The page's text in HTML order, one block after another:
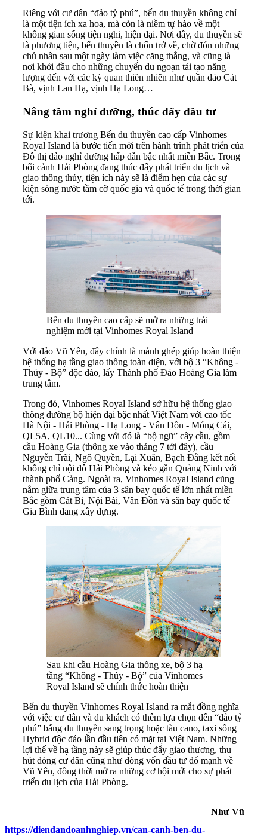
Riêng với cư dân “đảo tỷ phú”, bến du thuyền không chỉ
là một tiện ích xa hoa, mà còn là niềm tự hào về một
không gian sống tiện nghi, hiện đại. Nơi đây, du thuyền sẽ
là phương tiện, bến thuyền là chốn trở về, chờ đón những
chủ nhân sau một ngày làm việc căng thẳng, và cũng là
nơi khởi đầu cho những chuyến du ngoạn tái tạo năng
lượng đến với các kỳ quan thiên nhiên như quần đảo Cát
Bà, vịnh Lan Hạ, vịnh Hạ Long…
Nâng tầm nghỉ dưỡng, thúc đẩy đầu tư
Sự kiện khai trương Bến du thuyền cao cấp Vinhomes
Royal Island là bước tiến mới trên hành trình phát triển của
Đô thị đảo nghỉ dưỡng hấp dẫn bậc nhất miền Bắc. Trong
bối cảnh Hải Phòng đang thúc đẩy phát triển du lịch và
giao thông thủy, tiện ích này sẽ là điểm hẹn của các sự
kiện sông nước tầm cỡ quốc gia và quốc tế trong thời gian
tới.
Bến du thuyền cao cấp sẽ mở ra những trải
nghiệm mới tại Vinhomes Royal Island
Với đảo Vũ Yên, đây chính là mảnh ghép giúp hoàn thiện
hệ thống hạ tầng giao thông toàn diện, với bộ 3 “Không -
Thủy - Bộ” độc đáo, lấy Thành phố Đảo Hoàng Gia làm
trung tâm.
Trong đó, Vinhomes Royal Island sở hữu hệ thống giao
thông đường bộ hiện đại bậc nhất Việt Nam với cao tốc
Hà Nội - Hải Phòng - Hạ Long - Vân Đồn - Móng Cái,
QL5A, QL10... Cùng với đó là “bộ ngũ” cây cầu, gồm
cầu Hoàng Gia (thông xe vào tháng 7 tới đây), cầu
Nguyễn Trãi, Ngô Quyền, Lại Xuân, Bạch Đằng kết nối
không chỉ nội đô Hải Phòng và kéo gần Quảng Ninh với
thành phố Cảng. Ngoài ra, Vinhomes Royal Island cũng
nằm giữa trung tâm của 3 sân bay quốc tế lớn nhất miền
Bắc gồm Cát Bi, Nội Bài, Vân Đồn và sân bay quốc tế
Gia Bình đang xây dựng.
Sau khi cầu Hoàng Gia thông xe, bộ 3 hạ
tầng “Không - Thủy - Bộ” của Vinhomes
Royal Island sẽ chính thức hoàn thiện
Bến du thuyền Vinhomes Royal Island ra mắt đồng nghĩa
với việc cư dân và du khách có thêm lựa chọn đến “đảo tỷ
phú” bằng du thuyền sang trọng hoặc tàu cano, taxi sông
Hybrid độc đáo lần đầu tiên có mặt tại Việt Nam. Những
lợi thế về hạ tầng này sẽ giúp thúc đẩy giao thương, thu
hút dòng cư dân cũng như dòng vốn đầu tư đổ mạnh về
Vũ Yên, đồng thời mở ra những cơ hội mới cho sự phát
triển du lịch của Hải Phòng.
Như Vũ
https://diendandoanhnghiep.vn/can-canh-ben-du-